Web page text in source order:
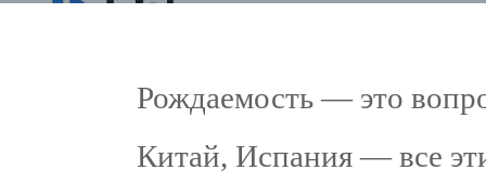
Рождаемость — это
Китай, Испания — все